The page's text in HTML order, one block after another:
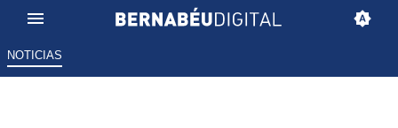
NOTICIAS